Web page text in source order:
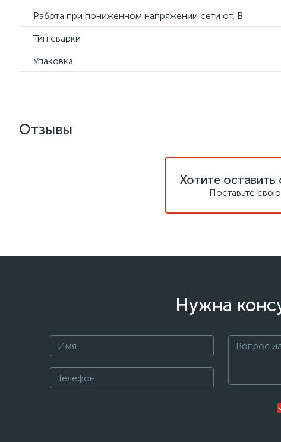
Работа при пониженном напряжении сети от, В
Тип сварки
Упаковка
Отзывы
Хотите оставить
Поставьте
Нужна